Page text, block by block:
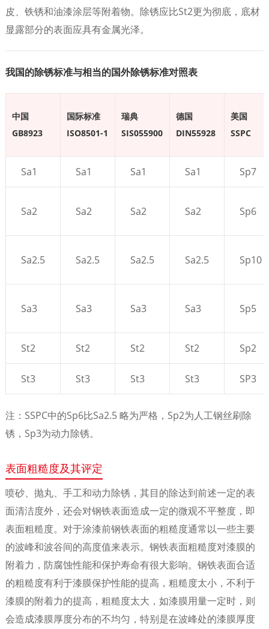
皮、铁锈和油漆涂层等附着物。除锈应比St2更为彻底，底材
显露部分的表面应具有金属光泽。
我国的除锈标准与相当的国外除锈标准对照表
中国
GB8923
国际标准
ISO8501-1
瑞典
SIS055900
德国
DIN55928
美国
SSPC
Sa1 Sa1 Sa1 Sa1 Sp7
Sa2 Sa2 Sa2 Sa2 Sp6
Sa2.5 Sa2.5 Sa2.5 Sa2.5 Sp10
Sa3 Sa3 Sa3 Sa3 Sp5
St2 St2 St2 St2 Sp2
St3 St3 St3 St3 SP3
注：SSPC中的Sp6比Sa2.5 略为严格，Sp2为人工钢丝刷除
锈，Sp3为动力除锈。
表面粗糙度及其评定
喷砂、抛丸、手工和动力除锈，其目的除达到前述一定的表
面清洁度外，还会对钢铁表面造成一定的微观不平整度，即
表面粗糙度。对于涂漆前钢铁表面的粗糙度通常以一些主要
的波峰和波谷间的高度值来表示。钢铁表面粗糙度对漆膜的
附着力，防腐蚀性能和保护寿命有很大影响。钢铁表面合适
的粗糙度有利于漆膜保护性能的提高，粗糙度太小，不利于
漆膜的附着力的提高，粗糙度太大，如漆膜用量一定时，则
会造成漆膜厚度分布的不均匀，特别是在波峰处的漆膜厚度